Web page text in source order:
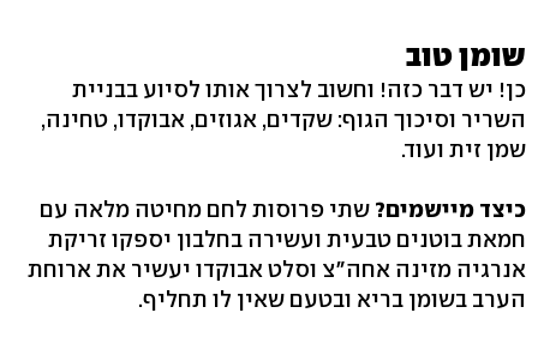
שומן טוב
כן! יש דבר כזה! וחשוב לצרוך אותו לסיוע בבניית
השריר וסיכוך הגוף: שקדים, אגוזים, אבוקדו, טחינה,
שמן זית ועוד.
כיצד מיישמים? שתי פרוסות לחם מחיטה מלאה עם
חמאת בוטנים טבעית ועשירה בחלבון יספקו זריקת
אנרגיה מזינה אחה״צ וסלט אבוקדו יעשיר את ארוחת
הערב בשומן בריא ובטעם שאין לו תחליף.